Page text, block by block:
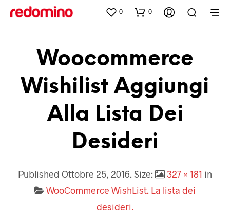
0 0
Woocommerce
Wishilist Aggiungi
Alla Lista Dei
Desideri
Published Ottobre 25, 2016. Size: 327 × 181 in
WooCommerce WishList. La lista dei
desideri.